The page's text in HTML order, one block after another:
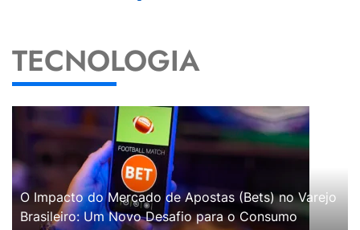
TECNOLOGIA
O Impacto do Mercado de Apostas (Bets) no Varejo
Brasileiro: Um Novo Desafio para o Consumo